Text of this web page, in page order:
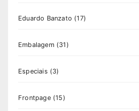
Eduardo Banzato (17)
Embalagem(31)
Especiais (3)
Frontpage(15)